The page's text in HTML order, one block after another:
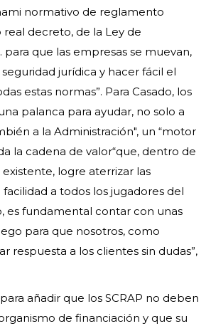
normativo de reglamento
decreto, de la Ley de
que las empresas se muevan,
jurídica y hacer fácil el
estas normas”. Para Casado, los
palanca para ayudar, no solo a
a la Administración", un “motor
la cadena de valor“que, dentro de
logre aterrizar las
a todos los jugadores del
es fundamental contar con unas
para que nosotros, como
respuesta a los clientes sin dudas”,
añadir que los SCRAP no deben
de financiación y que su